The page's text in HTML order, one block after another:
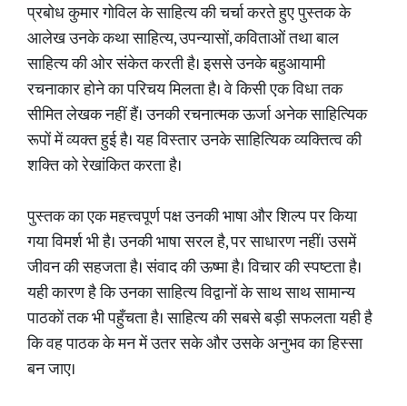
प्रबोध कुमार गोविल के साहित्य की चर्चा करते हुए पुस्तक के
आलेख उनके कथा साहित्य, उपन्यासों, कविताओं तथा बाल
साहित्य की ओर संकेत करती है। इससे उनके बहुआयामी
रचनाकार होने का परिचय मिलता है। वे किसी एक विधा तक
सीमित लेखक नहीं हैं। उनकी रचनात्मक ऊर्जा अनेक साहित्यिक
रूपों में व्यक्त हुई है। यह विस्तार उनके साहित्यिक व्यक्तित्व की
शक्ति को रेखांकित करता है।
पुस्तक का एक महत्त्वपूर्ण पक्ष उनकी भाषा और शिल्प पर किया
गया विमर्श भी है। उनकी भाषा सरल है, पर साधारण नहीं। उसमें
जीवन की सहजता है। संवाद की ऊष्मा है। विचार की स्पष्टता है।
यही कारण है कि उनका साहित्य विद्वानों के साथ साथ सामान्य
पाठकों तक भी पहुँचता है। साहित्य की सबसे बड़ी सफलता यही है
कि वह पाठक के मन में उतर सके और उसके अनुभव का हिस्सा
बन जाए।